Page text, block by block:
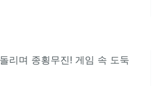
리며 종횡무진! 게임 속 도둑